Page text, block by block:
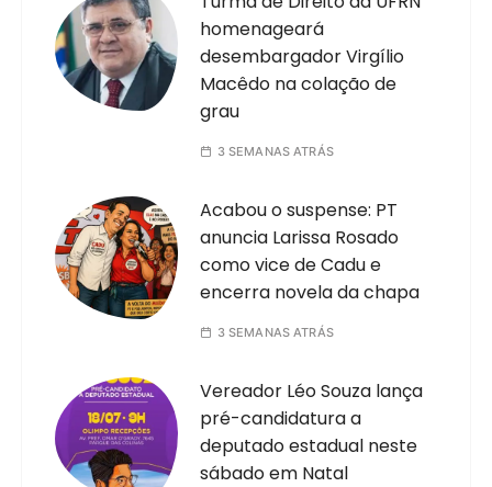
homenageará
desembargador Virgílio
Macêdo na colação de
grau
3 SEMANAS ATRÁS
Acabou o suspense: PT
anuncia Larissa Rosado
como vice de Cadu e
encerra novela da chapa
3 SEMANAS ATRÁS
Vereador Léo Souza lança
pré-candidatura a
deputado estadual neste
sábado em Natal